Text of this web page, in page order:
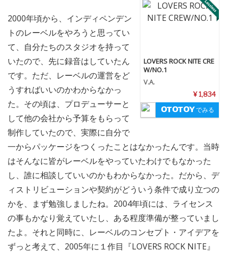
LOVERS ROCK NITE CRE
W/NO.1
V.A.
¥ 1,834
でみる
2000年頃から、インディペンデン
トのレーベルをやろうと思ってい
て、自分たちのスタジオを持って
いたので、先に録音はしていたん
です。ただ、レーベルの運営をど
うすればいいのかわからなかっ
た。その頃は、プロデューサーと
して他の会社から予算をもらって
制作していたので、実際に自分で
一からパッケージをつくったことはなかったんです。当時
はそんなに皆がレーベルをやっていたわけでもなかった
し、誰に相談していいのかもわからなかった。だから、デ
ィストリビューションや契約がどういう条件で成り立つの
かを、まず勉強しましたね。2004年頃には、ライセンス
の事もかなり覚えていたし、ある程度準備が整っていまし
たよ。それと同時に、レーベルのコンセプト・アイデアを
ずっと考えて、2005年に１作目『LOVERS ROCK NITE』